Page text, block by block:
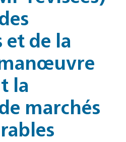
de la
la
marchés